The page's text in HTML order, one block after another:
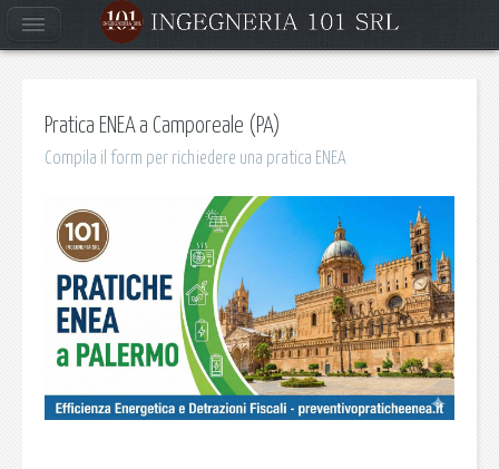
Pratica ENEA a Camporeale (PA)
Compila il form per richiedere una pratica ENEA